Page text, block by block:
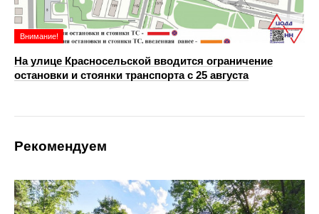
Внимание!
На улице Красносельской вводится ограничение
остановки и стоянки транспорта с 25 августа
Рекомендуем